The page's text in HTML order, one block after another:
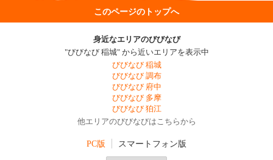
このページのトップへ
身近なエリアのびびなび
"びびなび 稲城" から近いエリアを表示中
びびなび 稲城
びびなび 調布
びびなび 府中
びびなび 多摩
びびなび 狛江
他エリアのびびなびはこちらから
PC版 スマートフォン版